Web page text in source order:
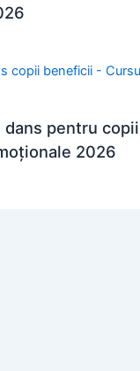
dans pentru
2026